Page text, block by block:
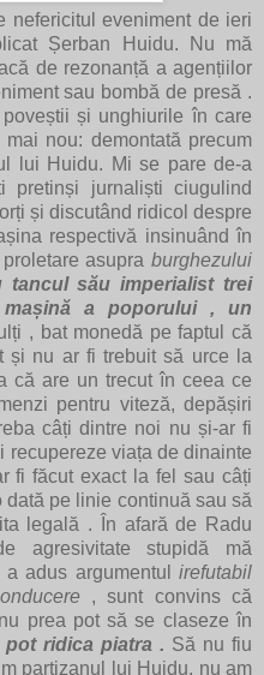
eveniment de ieri
Șerban Huidu. Nu mă
de rezonanță a agențiilor
sau bombă de presă .
și unghiurile în care
nou: demontată precum
lui Huidu. Mi se pare de-a
pretinși jurnaliști ciugulind
și discutând ridicol despre
respectivă insinuând în
asupra burghezului
tancul său imperialist trei
a poporului , un
, bat monedă pe faptul că
și nu ar fi trebuit să urce la
că are un trecut în ceea ce
pentru viteză, depășiri
câți dintre noi nu și-ar fi
recupereze viața de dinainte
fi făcut exact la fel sau câți
pe linie continuă sau să
legală . În afară de Radu
agresivitate stupidă mă
adus argumentul irefutabil
, sunt convins că
prea pot să se claseze în
ridica piatra . Să nu fiu
partizanul lui Huidu, nu am